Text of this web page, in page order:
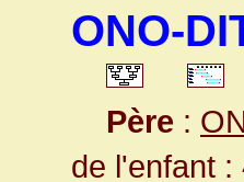
ONO-
Père :
de l'enfant :